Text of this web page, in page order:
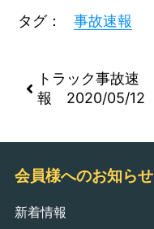
タグ： 事故速報
トラック事故速
報 2020/05/12
会員様へのお知らせ
新着情報